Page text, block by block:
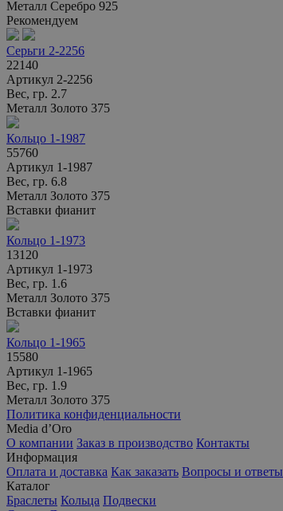
Металл Серебро 925
Рекомендуем
Серьги 2-2256
22140
Артикул 2-2256
Вес, гр. 2.7
Металл Золото 375
Кольцо 1-1987
55760
Артикул 1-1987
Вес, гр. 6.8
Металл Золото 375
Вставки фианит
Кольцо 1-1973
13120
Артикул 1-1973
Вес, гр. 1.6
Металл Золото 375
Вставки фианит
Кольцо 1-1965
15580
Артикул 1-1965
Вес, гр. 1.9
Металл Золото 375
Политика конфиденциальности
Media d’Oro
О компании Заказ в производство Контакты
Информация
Оплата и доставка Как заказать Вопросы и ответы
Каталог
Браслеты Кольца Подвески